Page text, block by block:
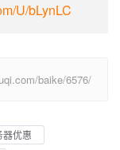
U/bLynLC
baike/6576/
优惠